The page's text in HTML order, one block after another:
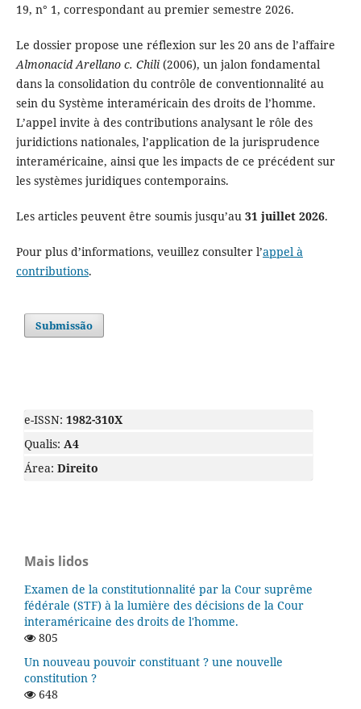
19, n° 1, correspondant au premier semestre 2026.
Le dossier propose une réflexion sur les 20 ans de l’affaire
Almonacid Arellano c. Chili(2006), un jalon fondamental
dans la consolidation du contrôle de conventionnalité au
sein du Système interaméricain des droits de l’homme.
L’appel invite à des contributions analysant le rôle des
juridictions nationales, l’application de la jurisprudence
interaméricaine, ainsi que les impacts de ce précédent sur
les systèmes juridiques contemporains.
Les articles peuvent être soumis jusqu’au 31 juillet 2026.
Pour plus d’informations, veuillez consulter l’appel à
contributions.
Submissão
e-ISSN: 1982-310X
Qualis: A4
Área: Direito
Mais lidos
Examen de la constitutionnalité par la Cour suprême
fédérale (STF) à la lumière des décisions de la Cour
interaméricaine des droits de l'homme.
805
Un nouveau pouvoir constituant ? une nouvelle
constitution ?
648